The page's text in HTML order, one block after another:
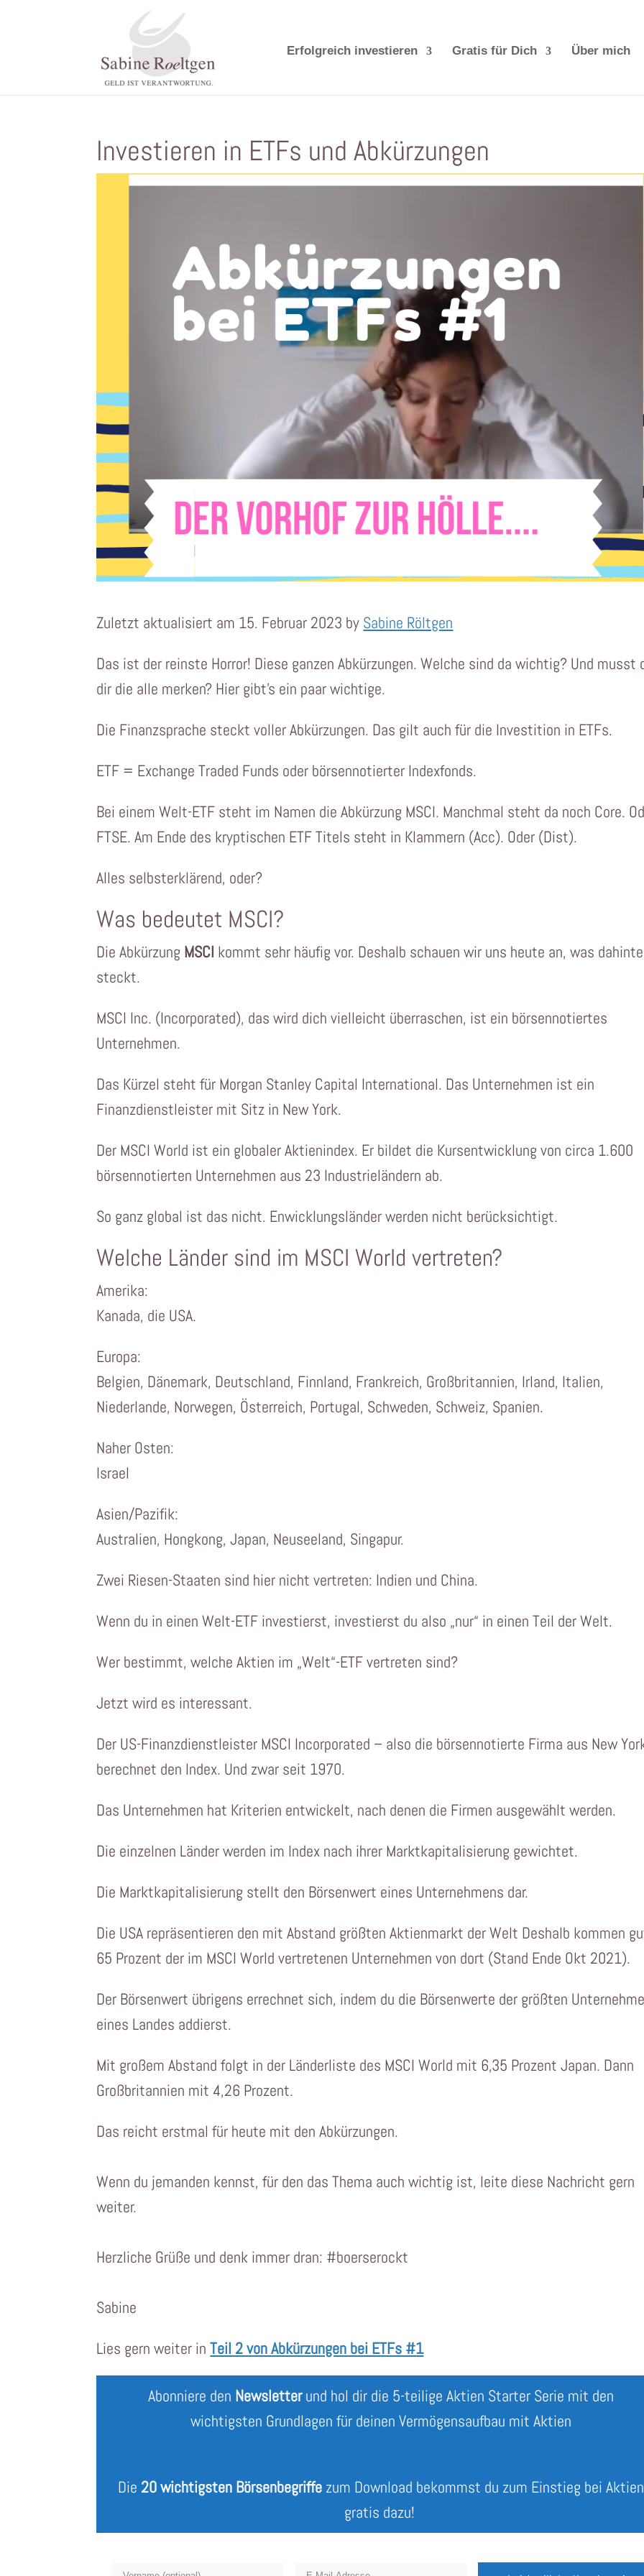
Erfolgreich investieren Gratis für Dich Über mich
Investieren in ETFs und Abkürzungen
Zuletzt aktualisiert am 15. Februar 2023 by Sabine Röltgen
Das ist der reinste Horror! Diese ganzen Abkürzungen. Welche sind da wichtig? Und musst
dir die alle merken? Hier gibt’s ein paar wichtige.
Die Finanzsprache steckt voller Abkürzungen. Das gilt auch für die Investition in ETFs.
ETF = Exchange Traded Funds oder börsennotierter Indexfonds.
Bei einem Welt-ETF steht im Namen die Abkürzung MSCI. Manchmal steht da noch Core.
FTSE. Am Ende des kryptischen ETF Titels steht in Klammern (Acc). Oder (Dist).
Alles selbsterklärend, oder?
Was bedeutet MSCI?
Die Abkürzung MSCI kommt sehr häufig vor. Deshalb schauen wir uns heute an, was
steckt.
MSCI Inc. (Incorporated), das wird dich vielleicht überraschen, ist ein börsennotiertes
Unternehmen.
Das Kürzel steht für Morgan Stanley Capital International. Das Unternehmen ist ein
Finanzdienstleister mit Sitz in New York.
Der MSCI World ist ein globaler Aktienindex. Er bildet die Kursentwicklung von circa 1.600
börsennotierten Unternehmen aus 23 Industrieländern ab.
So ganz global ist das nicht. Enwicklungsländer werden nicht berücksichtigt.
Welche Länder sind im MSCI World vertreten?
Amerika:
Kanada, die USA.
Europa:
Belgien, Dänemark, Deutschland, Finnland, Frankreich, Großbritannien, Irland, Italien,
Niederlande, Norwegen, Österreich, Portugal, Schweden, Schweiz, Spanien.
Naher Osten:
Israel
Asien/Pazifik:
Australien, Hongkong, Japan, Neuseeland, Singapur.
Zwei Riesen-Staaten sind hier nicht vertreten: Indien und China.
Wenn du in einen Welt-ETF investierst, investierst du also „nur“ in einen Teil der Welt.
Wer bestimmt, welche Aktien im „Welt“-ETF vertreten sind?
Jetzt wird es interessant.
Der US-Finanzdienstleister MSCI Incorporated – also die börsennotierte Firma aus New
berechnet den Index. Und zwar seit 1970.
Das Unternehmen hat Kriterien entwickelt, nach denen die Firmen ausgewählt werden.
Die einzelnen Länder werden im Index nach ihrer Marktkapitalisierung gewichtet.
Die Marktkapitalisierung stellt den Börsenwert eines Unternehmens dar.
Die USA repräsentieren den mit Abstand größten Aktienmarkt der Welt Deshalb kommen
65 Prozent der im MSCI World vertretenen Unternehmen von dort (Stand Ende Okt 2021).
Der Börsenwert übrigens errechnet sich, indem du die Börsenwerte der größten
eines Landes addierst.
Mit großem Abstand folgt in der Länderliste des MSCI World mit 6,35 Prozent Japan. Dann
Großbritannien mit 4,26 Prozent.
Das reicht erstmal für heute mit den Abkürzungen.
Wenn du jemanden kennst, für den das Thema auch wichtig ist, leite diese Nachricht gern
weiter.
Herzliche Grüße und denk immer dran: #boerserockt
Sabine
Lies gern weiter inTeil 2 von Abkürzungen bei ETFs #1
Abonniere den Newsletterund hol dir die 5-teilige Aktien Starter Serie mit den
wichtigsten Grundlagen für deinen Vermögensaufbau mit Aktien
Die20 wichtigsten Börsenbegriffe zum Download bekommst du zum Einstieg bei Aktien
gratis dazu!